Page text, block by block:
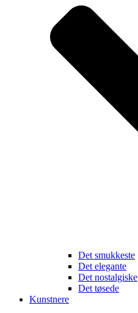
Det smukkeste
Det elegante
Det nostalgiske
Det tøsede
Kunstnere